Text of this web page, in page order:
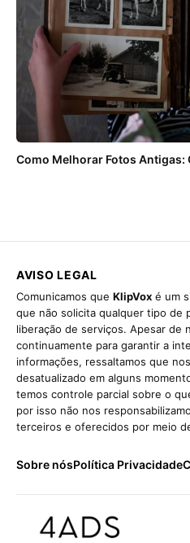
Como Melhorar Fotos Antigas:
AVISO LEGAL
Comunicamos que KlipVox é um
que não solicita qualquer tipo de
liberação de serviços. Apesar de
continuamente para garantir a
informações, ressaltamos que
desatualizado em alguns
temos controle parcial sobre o
por isso não nos
terceiros e oferecidos por meio
Sobre nósPolítica Privacidade